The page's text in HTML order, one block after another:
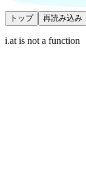
トップ 再読み込み
i.at is not a function